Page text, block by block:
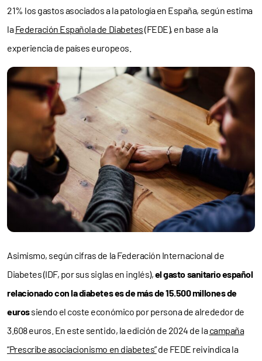
21% los gastos asociados a la patología en España, según estima
laFederación Española de Diabetes(FEDE), en base a la
experiencia de países europeos.
Asimismo, según cifras de la Federación Internacional de
Diabetes (IDF, por sus siglas en inglés),el gasto sanitario español
relacionado con la diabetes es de más de 15.500 millones de
eurossiendo el coste económico por persona de alrededor de
3.608 euros. En este sentido, la edición de 2024 de lacampaña
“Prescribe asociacionismo en diabetes”de FEDE reivindica la